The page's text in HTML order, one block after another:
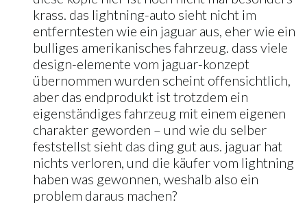
krass. das lightning-auto sieht nicht im
entferntesten wie ein jaguar aus, eher wie ein
bulliges amerikanisches fahrzeug. dass viele
design-elemente vom jaguar-konzept
übernommen wurden scheint offensichtlich,
aber das endprodukt ist trotzdem ein
eigenständiges fahrzeug mit einem eigenen
charakter geworden – und wie du selber
feststellst sieht das ding gut aus. jaguar hat
nichts verloren, und die käufer vom lightning
haben was gewonnen, weshalb also ein
problem daraus machen?